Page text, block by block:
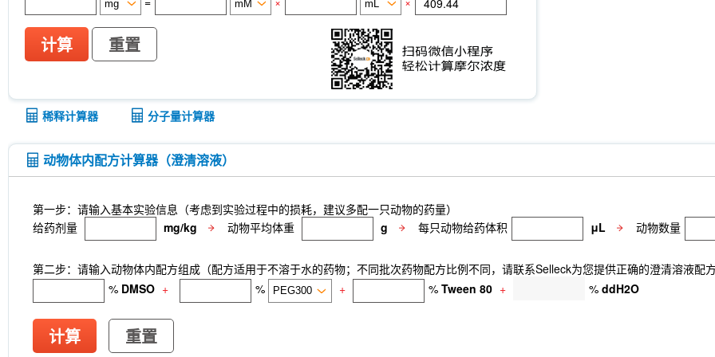
计算 重置
稀释计算器 分子量计算器
动物体内配方计算器（澄清溶液）
第一步：请输入基本实验信息（考虑到实验过程中的损耗，建议多配一只动物的药量）
给药剂量
mg/kg 动物平均体重 g 每只动物给药体积 μL 动物数量
第二步：请输入动物体内配方组成（配方适用于不溶于水的药物；不同批次药物配方比例不同，请联系Selleck为您提供正确的澄清溶液配
% DMSO + % + % Tween 80 + % ddH2O
计算 重置